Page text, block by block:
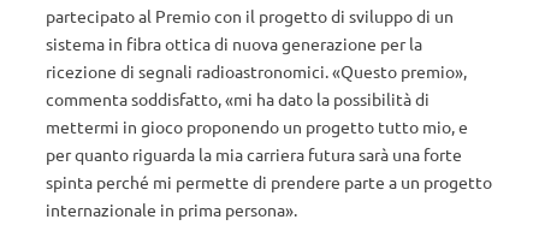
partecipato al Premio con il progetto di sviluppo di un
sistema in fibra ottica di nuova generazione per la
ricezione di segnali radioastronomici. «Questo premio»,
commenta soddisfatto, «mi ha dato la possibilità di
mettermi in gioco proponendo un progetto tutto mio, e
per quanto riguarda la mia carriera futura sarà una forte
spinta perché mi permette di prendere parte a un progetto
internazionale in prima persona».